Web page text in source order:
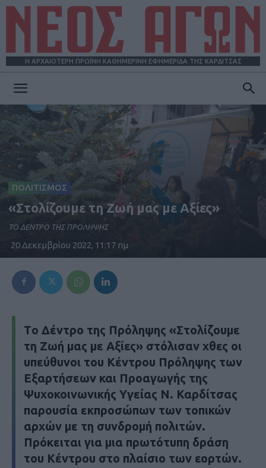
Η ΑΡΧΑΙΟΤΕΡΗ ΠΡΩΪΝΗ ΚΑΘΗΜΕΡΙΝΗ ΕΦΗΜΕΡΙΔΑ ΤΗΣ ΚΑΡΔΙΤΣΑΣ
ΑΓΩΝ
ΠΟΛΙΤΙΣΜΟΣ
«Στολίζουμε τη Ζωή μας με Αξίες»
ΤΟ ΔΕΝΤΡΟ ΤΗΣ ΠΡΟΛΗΨΗΣ
20 Δεκεμβρίου 2022, 11:17 πμ
Tο Δέντρο της Πρόληψης «Στολίζουμε
τη Ζωή μας με Αξίες» στόλισαν χθες οι
υπεύθυνοι του Κέντρου Πρόληψης των
Εξαρτήσεων και Προαγωγής της
Ψυχοκοινωνικής Υγείας Ν. Καρδίτσας
παρουσία εκπροσώπων των τοπικών
αρχών με τη συνδρομή πολιτών.
Πρόκειται για μια πρωτότυπη δράση
του Κέντρου στο πλαίσιο των εορτών.